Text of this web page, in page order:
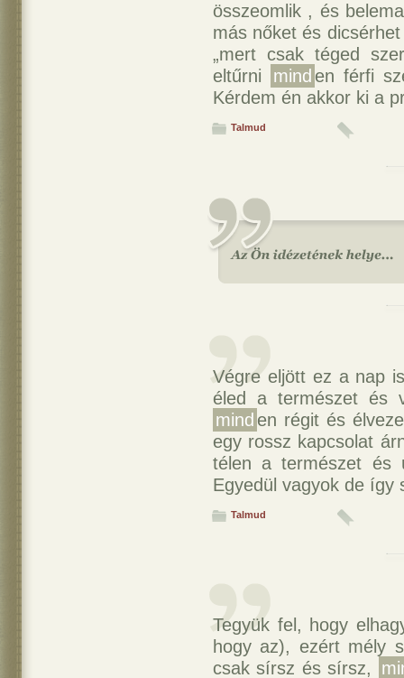
összeomlik , és
más nőket és
„mert csak téged
eltűrni
mind en férfi
Kérdem én akkor ki a
Talmud
Végre eljött ez a nap
éled a természet és
mind en régit és
egy rossz kapcsolat
télen a természet
Egyedül vagyok de így
Talmud
Tegyük fel, hogy
hogy az), ezért mély
csak sírsz és sírsz,